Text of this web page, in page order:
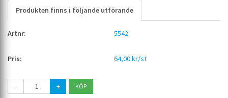
Produkten finns i följande utförande
5542
64,00 kr/st
- +